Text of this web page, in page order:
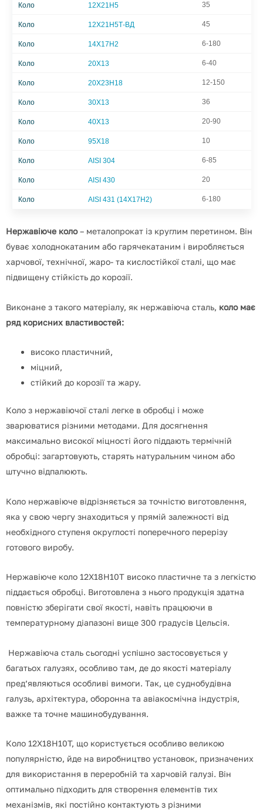
Коло 12Х21Н5 35
Коло 12Х21Н5Т-ВД 45
Коло 14Х17Н2 6-180
Коло 20Х13 6-40
Коло 20Х23Н18 12-150
Коло 30Х13 36
Коло 40Х13 20-90
Коло 95Х18 10
Коло AISI 304 6-85
Коло AISI 430 20
Коло AISI 431 (14Х17Н2) 6-180
Нержавіюче коло– металопрокат із круглим перетином. Він
буває холоднокатаним або гарячекатаним і виробляється
харчової, технічної, жаро- та кислостійкої сталі, що має
підвищену стійкість до корозії.
Виконане з такого матеріалу, як нержавіюча сталь, коло має
ряд корисних властивостей:
високо пластичний,
міцний,
стійкий до корозії та жару.
Коло з нержавіючої сталі легке в обробці і може
зварюватися різними методами. Для досягнення
максимально високої міцності його піддають термічній
обробці: загартовують, старять натуральним чином або
штучно відпалюють.
Коло нержавіюче відрізняється за точністю виготовлення,
яка у свою чергу знаходиться у прямій залежності від
необхідного ступеня округлості поперечного перерізу
готового виробу.
Нержавіюче коло 12Х18Н10Т високо пластичне та з легкістю
піддається обробці. Виготовлена з нього продукція здатна
повністю зберігати свої якості, навіть працюючи в
температурному діапазоні вище 300 градусів Цельсія.
Нержавіюча сталь сьогодні успішно застосовується у
багатьох галузях, особливо там, де до якості матеріалу
пред’являються особливі вимоги. Так, це суднобудівна
галузь, архітектура, оборонна та авіакосмічна індустрія,
важке та точне машинобудування.
Коло 12Х18Н10Т, що користується особливо великою
популярністю, йде на виробництво установок, призначених
для використання в переробній та харчовій галузі. Він
оптимально підходить для створення елементів тих
механізмів, які постійно контактують з різними